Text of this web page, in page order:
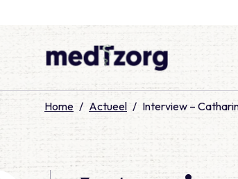
Home / Actueel / Interview –